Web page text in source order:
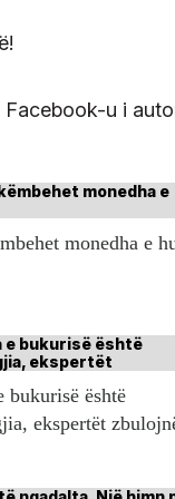
Facebook-u i
monedha e
bukurisë është
ekspertët